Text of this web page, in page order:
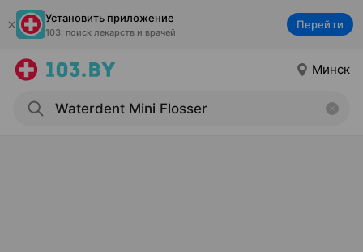
Установить приложение
103: поиск лекарств и врачей
Перейти
Минск